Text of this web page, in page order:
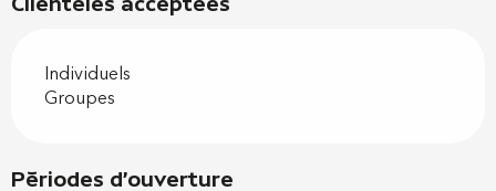
Individuels
Groupes
Périodes d'ouverture